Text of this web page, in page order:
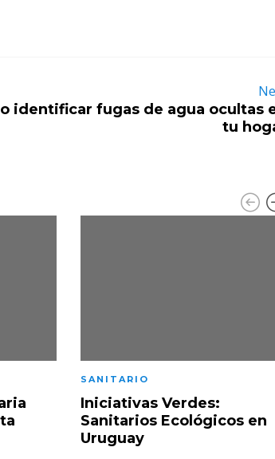
identificar fugas de agua ocultas
tu
SANITARIO
Iniciativas Verdes:
Sanitarios Ecológicos en
Uruguay